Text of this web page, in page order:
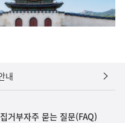
내
거부자주 묻는 질문(FAQ)